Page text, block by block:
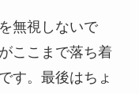
無視しないで
ここまで落ち着
す。最後はちょ